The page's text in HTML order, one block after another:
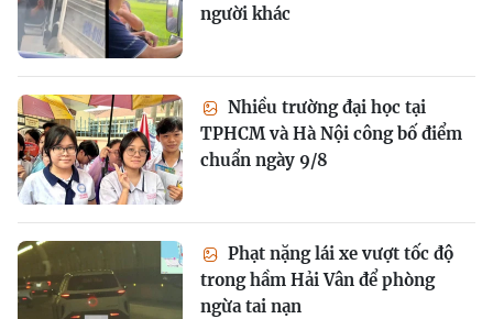
người khác
Nhiều trường đại học tại
TPHCM và Hà Nội công bố điểm
chuẩn ngày 9/8
Phạt nặng lái xe vượt tốc độ
trong hầm Hải Vân để phòng
ngừa tai nạn